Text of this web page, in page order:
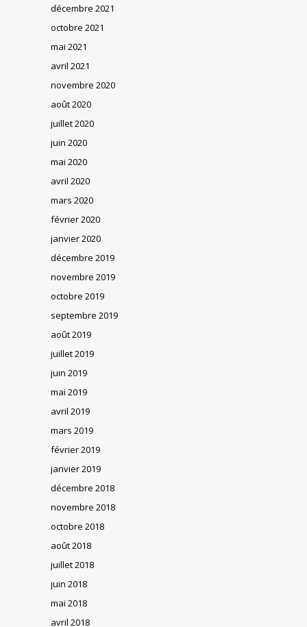
décembre 2021
octobre 2021
mai 2021
avril 2021
novembre 2020
août 2020
juillet 2020
juin 2020
mai 2020
avril 2020
mars 2020
février 2020
janvier 2020
décembre 2019
novembre 2019
octobre 2019
septembre 2019
août 2019
juillet 2019
juin 2019
mai 2019
avril 2019
mars 2019
février 2019
janvier 2019
décembre 2018
novembre 2018
octobre 2018
août 2018
juillet 2018
juin 2018
mai 2018
avril 2018